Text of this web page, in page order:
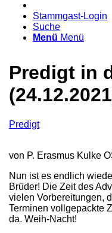
Stammgast-Login
Suche
Menü Menü
Predigt in
Predigt
von P. Erasmus Kulke
Nun ist es endlich
Brüder! Die Zeit des
vielen Vor­bereitungen,
Terminen vollge­packte
da. Weih-Nacht!